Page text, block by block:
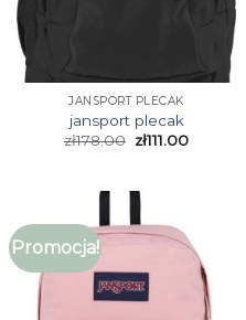
JANSPORT PLECAK
jansport plecak
zł178.00 zł111.00
Promocja!